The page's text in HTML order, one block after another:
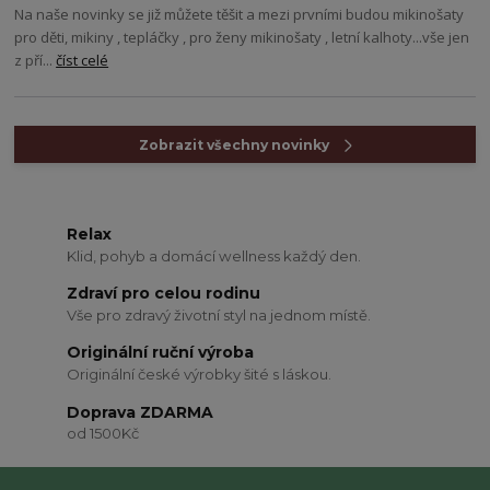
Na naše novinky se již můžete těšit a mezi prvními budou mikinošaty
pro děti, mikiny , tepláčky , pro ženy mikinošaty , letní kalhoty...vše jen
z pří...číst celé
Zobrazit všechny novinky
Relax
Klid, pohyb a domácí wellness každý den.
Zdraví pro celou rodinu
Vše pro zdravý životní styl na jednom místě.
Originální ruční výroba
Originální české výrobky šité s láskou.
Doprava ZDARMA
od 1500Kč